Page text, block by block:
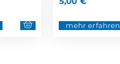
mehr erfahren